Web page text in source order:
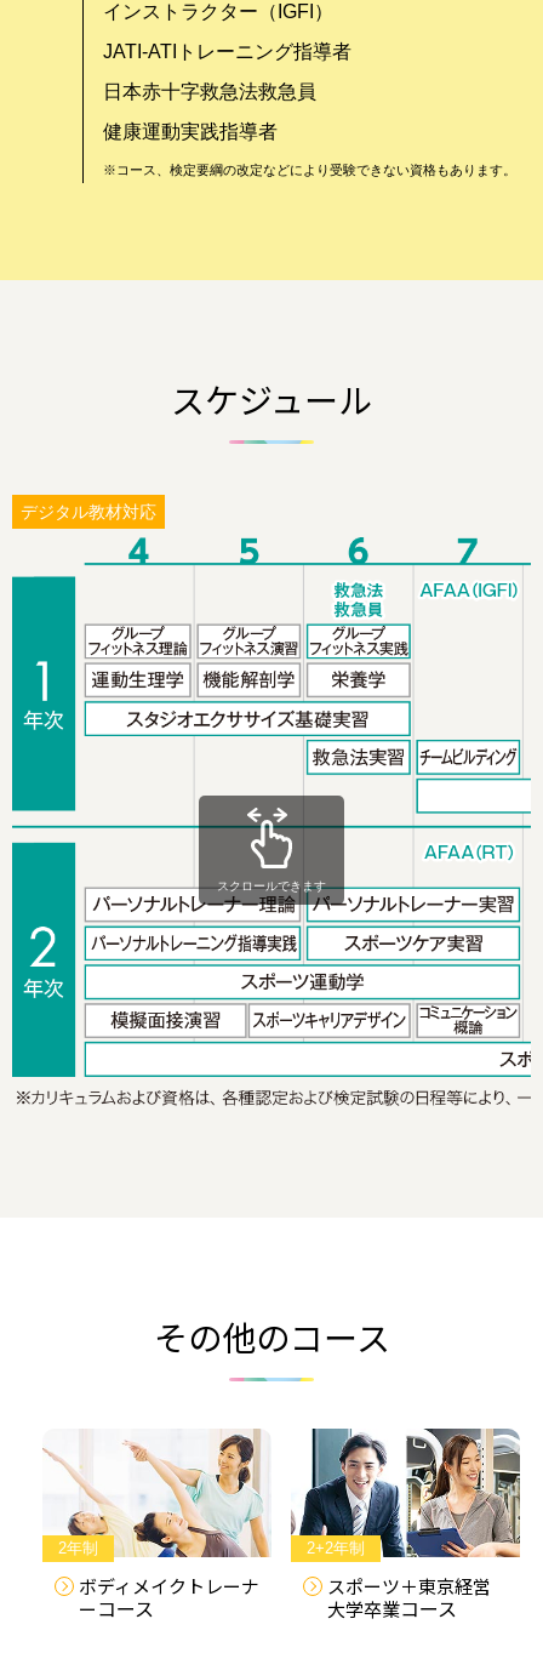
インストラクター（IGFI）
JATI-ATIトレーニング指導者
日本赤十字救急法救急員
健康運動実践指導者
※コース、検定要綱の改定などにより受験できない資格もあります。
スケジュール
デジタル教材対応
スクロールできます
その他のコース
2年制
ボディメイクトレーナ
ーコース
2+2年制
スポーツ＋東京経営
大学卒業コース